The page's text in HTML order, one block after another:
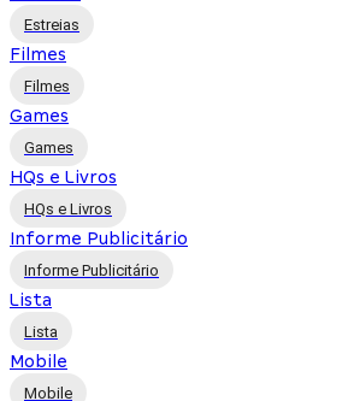
Estreias
Filmes
Filmes
Games
Games
HQs e Livros
HQs e Livros
Informe Publicitário
Informe Publicitário
Lista
Lista
Mobile
Mobile